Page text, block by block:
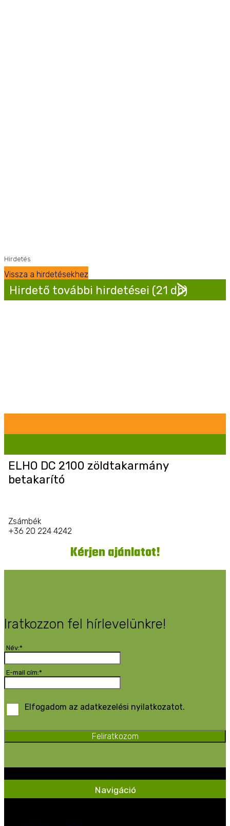
Hirdetés
Vissza a hirdetésekhez
Hirdető további hirdetései (21 db)
ELHO DC 2100 zöldtakarmány
betakarító
Zsámbék
+36 20 224 4242
Kérjen ajánlatot!
Iratkozzon fel hírlevelünkre!
Név:*
E-mail cím:*
Elfogadom az adatkezelési nyilatkozatot.
Feliratkozom
Navigáció